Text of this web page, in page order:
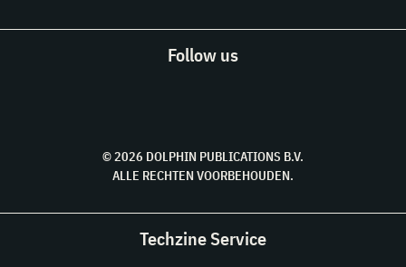
Follow us
© 2026 DOLPHIN PUBLICATIONS B.V.
ALLE RECHTEN VOORBEHOUDEN.
Techzine Service